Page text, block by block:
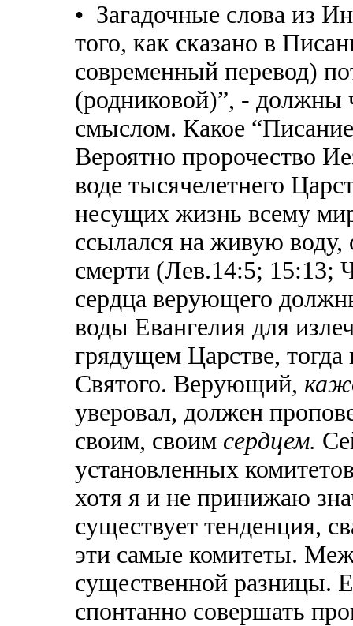
• Загадочные слова из
того, как сказано в
современный перевод)
(родниковой)”, - должны
смыслом. Какое
Вероятно пророчество
воде тысячелетнего
несущих жизнь всему
ссылался на живую
смерти (Лев.14:5; 15:13;
сердца верующего
воды Евангелия для
грядущем Царстве,
Святого. Верующий,
уверовал, должен
своим, своим сердцем.
установленных
хотя я и не принижаю
существует тенденция,
эти самые комитеты.
существенной разницы.
спонтанно совершать